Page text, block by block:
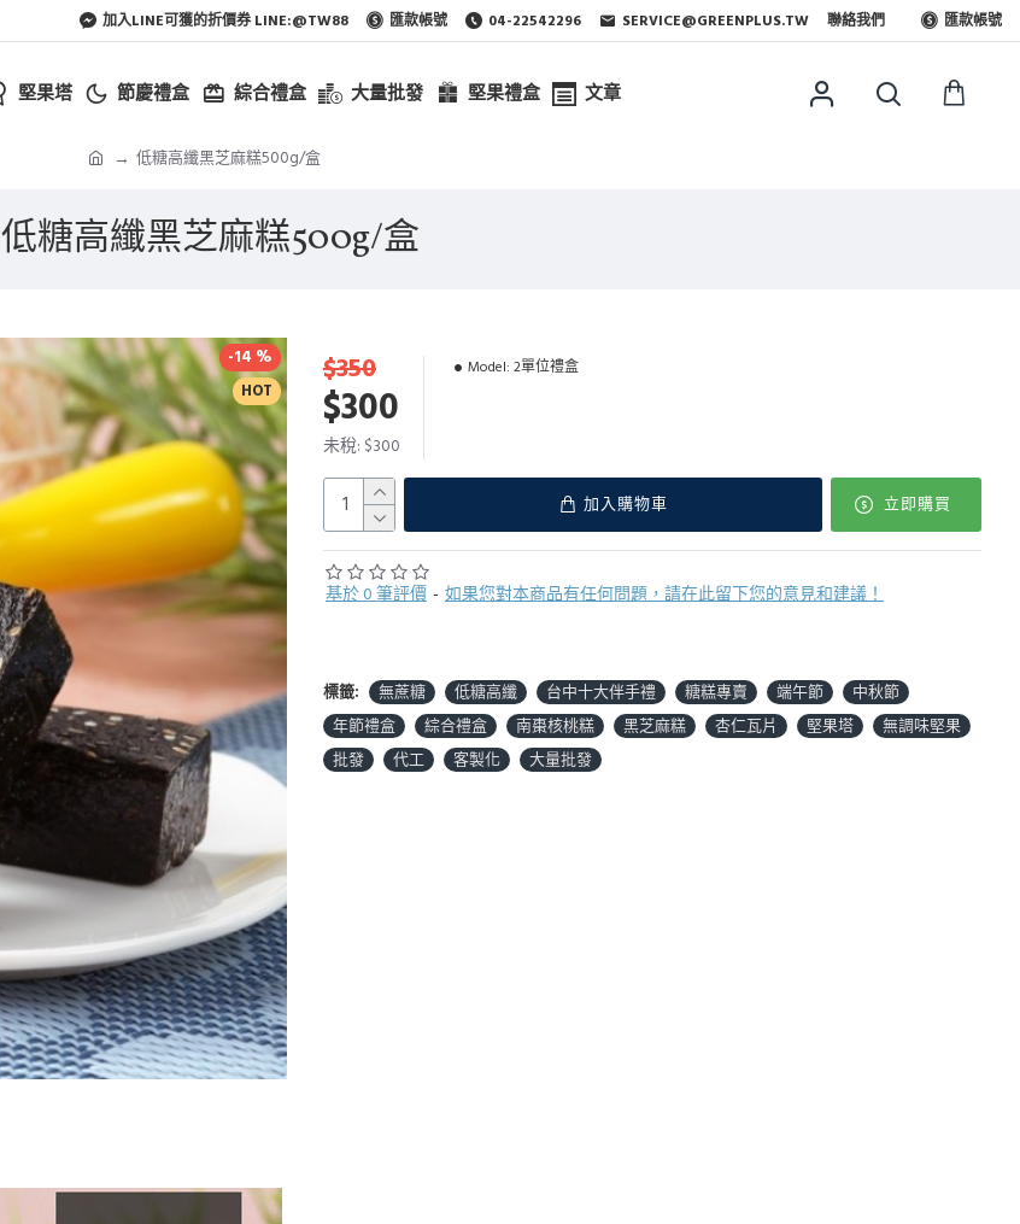
加入LINE可獲的折價券 LINE:@TW88 匯款帳號 04-22542296 SERVICE@GREENPLUS.TW 聯絡我們 匯款帳號
堅果塔 節慶禮盒 綜合禮盒 大量批發 堅果禮盒 文章
低糖高纖黑芝麻糕500g/盒
低糖高纖黑芝麻糕500g/盒
HOT
-14 %
基於 0 筆評價 - 如果您對本商品有任何問題，請在此留下您的意見和建議！
$300
$350
未稅: $300
Model: 2單位禮盒
加入購物車 立即購買
標籤: 無蔗糖 低糖高纖 台中十大伴手禮 糖糕專賣 端午節
中秋節
年節禮盒
綜合禮盒 南棗核桃糕 黑芝麻糕 杏仁瓦片 堅果塔
無調味堅果
批發
代工 客製化 大量批發